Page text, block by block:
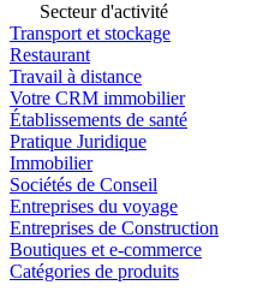
Secteur d'activité
Transport et stockage
Restaurant
Travail à distance
Votre CRM immobilier
Établissements de santé
Pratique Juridique
Immobilier
Sociétés de Conseil
Entreprises du voyage
Entreprises de Construction
Boutiques et e-commerce
Catégories de produits